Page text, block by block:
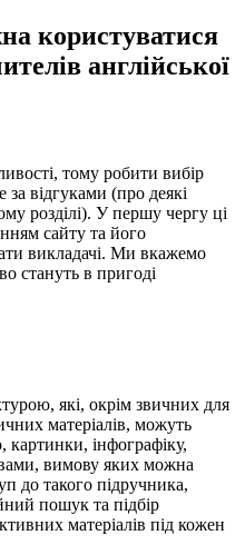
користуватися
англійської
тому робити вибір
відгуками (про деякі
розділі). У першу чергу ці
сайту та його
викладачі. Ми вкажемо
стануть в пригоді
які, окрім звичних для
матеріалів, можуть
картинки, інфографіку,
вимову яких можна
до такого підручника,
пошук та підбір
матеріалів під кожен